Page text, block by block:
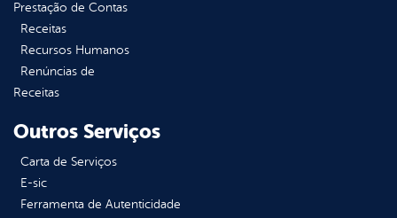
Prestação de Contas
Receitas
Recursos Humanos
Renúncias de
Receitas
Outros Serviços
Carta de Serviços
E-sic
Ferramenta de Autenticidade